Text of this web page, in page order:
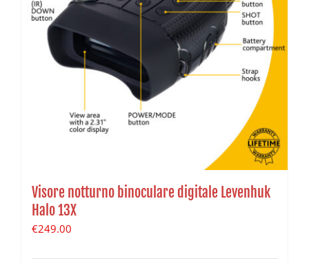
Visore notturno binoculare digitale Levenhuk
Halo 13X
€249.00